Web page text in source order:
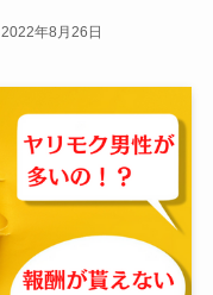
2022年8月26日